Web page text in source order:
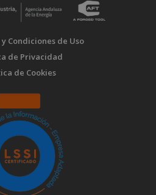
Condiciones de Uso
de Privacidad
de Cookies